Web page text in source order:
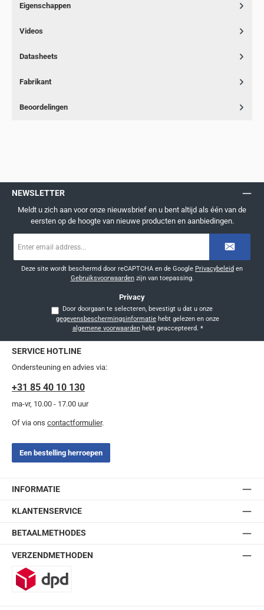
Eigenschappen
Videos
Datasheets
Fabrikant
Beoordelingen
NEWSLETTER
Meldt u zich aan voor onze nieuwsbrief en u bent altijd als één van de
eersten op de hoogte van nieuwe producten en aanbiedingen.
mailadres
Deze site wordt beschermd door reCAPTCHA en de Google Privacybeleid en
Gebruiksvoorwaardenzijn van toepassing.
Privacy
Door doorgaan te selecteren, bevestigt u dat u onze
gegevensbeschermingsinformatie
algemene voorwaardenhebt geaccepteerd. *
SERVICE HOTLINE
Ondersteuning en advies via:
+31 85 40 10 130
ma-vr, 10.00 - 17.00 uur
Of via ons contactformulier.
Een bestelling herroepen
INFORMATIE
KLANTENSERVICE
BETAALMETHODES
VERZENDMETHODEN